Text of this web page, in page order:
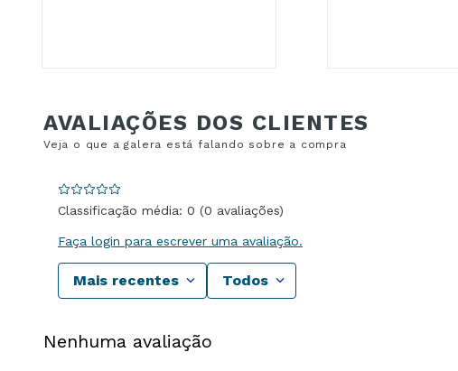
Classificação média: 0 (0 avaliações)
Faça login para escrever uma avaliação.
Mais recentes Todos
Nenhuma avaliação